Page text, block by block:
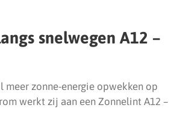
snelwegen A12 –
meer zonne-energie opwekken op
werkt zij aan een Zonnelint A12 –